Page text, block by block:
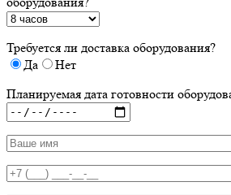
Требуется ли доставка оборудования?
Да
Нет
Планируемая дата готовности